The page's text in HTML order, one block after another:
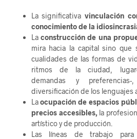
La significativa vinculación
conocimiento de la
Laconstrucción de una
mira hacia la capital sino que
cualidades de las formas de
ritmos de la ciudad,
demandas y
diversificación de los lenguajes
Laocupación de espacios
precios accesibles, la
artístico y de producción.
Las líneas de trabajo